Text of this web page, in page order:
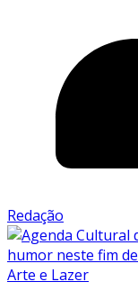
Redação
Arte e Lazer